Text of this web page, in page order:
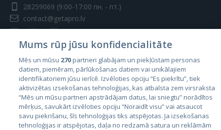
28259069 (9:00-17:00 пн. - пт.)
contact@getapro.lv
Страны
Эстония
Латвия
Литва
Mums rūp jūsu konfidencialitāte
Mēs un mūsu 270partneri glabājam un piekļūstam personas
datiem, piemēram, pārlūkošanas datiem vai unikālajiem
identifikatoriem jūsu ierīcē. Izvēloties opciju “Es piekrītu”, tiek
aktivizētas izsekošanas tehnoloģijas, kas atbalsta zem virsraksta
“Mēs un mūsu partneri apstrādājam datus, lai sniegtu” norādītos
mērķus, savukārt izvēloties opciju “Noraidīt visu” vai atsaucot
savu piekrišanu, šīs tehnoloģijas tiks atspējotas. Ja izsekošanas
tehnoloģijas ir atspējotas, daļa no redzamā satura un reklāmām